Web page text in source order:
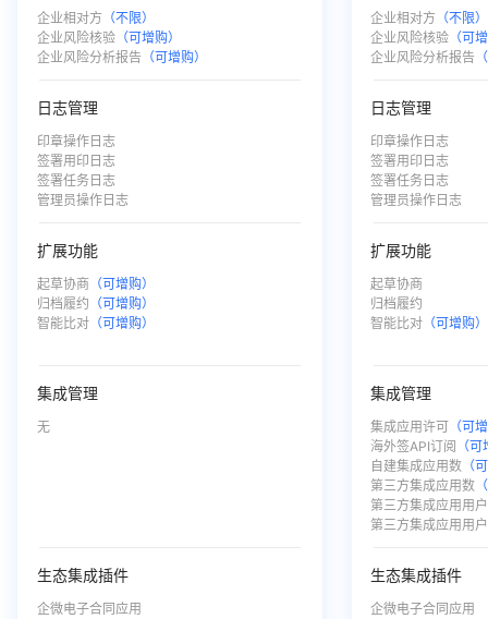
企业相对方 （不限）
企业风险核验（可增购）
企业风险分析报告（可增购）
日志管理
印章操作日志
签署用印日志
签署任务日志
管理员操作日志
扩展功能
起草协商 （可增购）
归档履约 （可增购）
智能比对（可增购）
集成管理
无
生态集成插件
企微电子合同应用
企业相对方 （不限）
企业风险核验 （可
企业风险分析报告
日志管理
印章操作日志
签署用印日志
签署任务日志
管理员操作日志
扩展功能
起草协商
归档履约
智能比对 （可增购）
集成管理
集成应用许可 （可
海外签API订阅
（
自建集成应用数 （
第三方集成应用数
第三方集成应用用
第三方集成应用用
生态集成插件
企微电子合同应用